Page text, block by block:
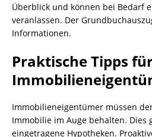
Überblick und können bei Bedarf
veranlassen. Der
Informationen.
Praktische Tipps
Immobilieneigentümer müssen
Immobilie im Auge behalten. Dies
eingetragene Hypotheken.